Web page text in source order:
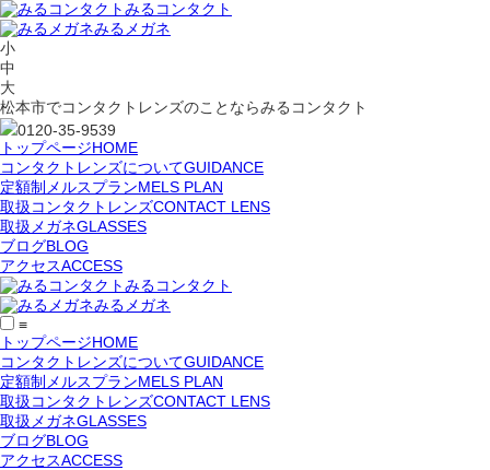
みるコンタクト
みるメガネ
小
中
大
松本市でコンタクトレンズのことならみるコンタクト
0120-35-9539
トップページHOME
コンタクトレンズについてGUIDANCE
定額制メルスプランMELS PLAN
取扱コンタクトレンズCONTACT LENS
取扱メガネGLASSES
ブログBLOG
アクセスACCESS
みるコンタクト
みるメガネ
≡
トップページHOME
コンタクトレンズについてGUIDANCE
定額制メルスプランMELS PLAN
取扱コンタクトレンズCONTACT LENS
取扱メガネGLASSES
ブログBLOG
アクセスACCESS